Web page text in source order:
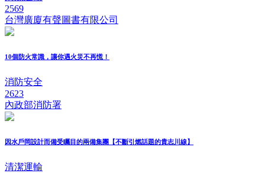
2569
台灣廣廈有聲圖書有限公司
10個防火常識，讓你遇火災不再慌！
消防安全
2623
內政部消防署
因水戶岡設計而備受矚目的兩備集團【不斷引燃話題的貴志川線】
清潔運輸